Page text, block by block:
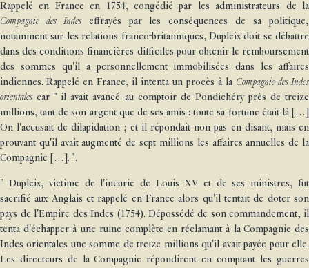
Rappelé en France en 1754, congédié par les administrateurs de la
Compagnie des Indeseffrayés par les conséquences de sa politique,
notamment sur les relations franco-britanniques, Dupleix doit se débattre
dans des conditions financières difficiles pour obtenir le remboursement
des sommes qu'il a personnellement immobilisées dans les affaires
indiennes. Rappelé en France, il intenta un procès à la Compagnie des Indes
orientales car " il avait avancé au comptoir de Pondichéry près de treize
millions, tant de son argent que de ses amis : toute sa fortune était là […]
On l'accusait de dilapidation ; et il répondait non pas en disant, mais en
prouvant qu'il avait augmenté de sept millions les affaires annuelles de la
Compagnie […]. ".
" Dupleix, victime de l'incurie de Louis XV et de ses ministres, fut
sacrifié aux Anglais et rappelé en France alors qu'il tentait de doter son
pays de l'Empire des Indes (1754). Dépossédé de son commandement, il
tenta d'échapper à une ruine complète en réclamant à la Compagnie des
Indes orientales une somme de treize millions qu'il avait payée pour elle.
Les directeurs de la Compagnie répondirent en comptant les guerres